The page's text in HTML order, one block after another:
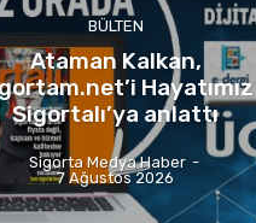
BÜLTEN
Ataman Kalkan,
Hayatımız
Sigortalı’ya anlattı
Sigorta Medya Haber -
7 Ağustos 2026